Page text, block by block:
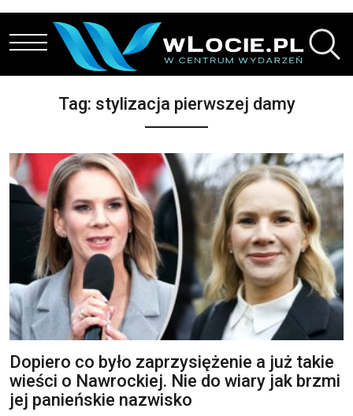
Przejdź do treści
Tag: stylizacja pierwszej damy
Dopiero co było zaprzysiężenie a już takie
wieści o Nawrockiej. Nie do wiary jak brzmi
jej panieńskie nazwisko